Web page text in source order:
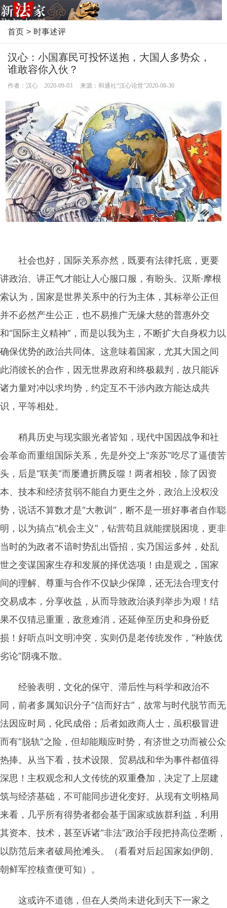
首页 > 时事述评
汉心：小国寡民可投怀送抱，大国人多势众，
谁敢容你入伙？
作者：汉心 2020-09-03 来源：和通社“汉心论世”2020-08-30
社会也好，国际关系亦然，既要有法律托底，更要
讲政治、讲正气才能让人心服口服，有盼头。汉斯·摩根
索认为，国家是世界关系中的行为主体，其标举公正但
并不必然产生公正，也不易推广无缘大慈的普惠外交
和“国际主义精神”，而是以我为主，不断扩大自身权力以
确保优势的政治共同体。这意味着国家，尤其大国之间
此消彼长的合作，因无世界政府和终极裁判，故只能诉
诸力量对冲以求均势，约定互不干涉内政方能达成共
识，平等相处。
稍具历史与现实眼光者皆知，现代中国因战争和社
会革命而重组国际关系，先是外交上“亲苏”吃尽了逼债苦
头，后是“联美”而屡遭折腾反噬！两者相较，除了因资
本、技本和经济贫弱不能自力更生之外，政治上没权没
势，说话不算数才是“大教训”，断不是一班好事者自作聪
明，以为搞点“机会主义”，钻营苟且就能摆脱困境，更非
当时的为政者不谙时势乱出昏招，实乃国运多舛，处乱
世之变谋国家生存和发展的择优选项！由是观之，国家
间的理解、尊重与合作不仅缺少保障，还无法合理支付
交易成本，分享收益，从而导致政治谈判举步为艰！结
果不仅猜忌重重，敌意难消，还延伸至历史和身份贬
损！好听点叫文明冲突，实则仍是老传统发作，“种族优
劣论”阴魂不散。
经验表明，文化的保守、滞后性与科学和政治不
同，前者多属知识分子“信而好古”，故常与时代脱节而无
法因应时局，化民成俗；后者如政商人士，虽积极冒进
而有“脱轨”之险，但却能顺应时势，有济世之功而被公众
热捧。从当下看，技术设限、贸易战和华为事件都值得
深思！主权观念和人文传统的双重叠加，决定了上层建
筑与经济基础，不可能同步进化变好。从现有文明格局
来看，几乎所有得势者都会基于国家或族群利益，利用
其资本、技术，甚至诉诸“非法”政治手段把持高位垄断，
以防范后来者破局抢滩头。（看看对后起国家如伊朗、
朝鲜军控核查便可知）。
这或许不道德，但在人类尚未进化到天下一家之